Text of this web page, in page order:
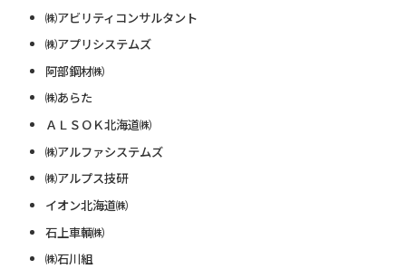
㈱アビリティコンサルタント
㈱アプリシステムズ
阿部鋼材㈱
㈱あらた
ＡＬＳＯＫ北海道㈱
㈱アルファシステムズ
㈱アルプス技研
イオン北海道㈱
石上車輌㈱
㈱石川組